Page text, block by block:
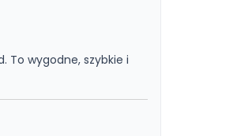
To wygodne, szybkie i